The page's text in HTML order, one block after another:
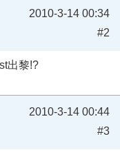
2010-3-14 00:34
#2
出黎!?
2010-3-14 00:44
#3